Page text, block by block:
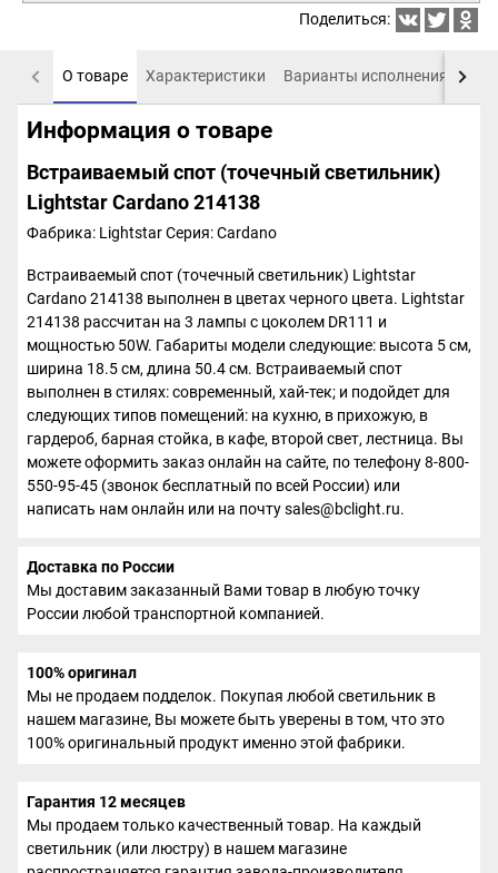
Поделиться:
О товаре Характеристики Варианты исполнения
Информация о товаре
Встраиваемый спот (точечный светильник)
Lightstar Cardano 214138
Фабрика: LightstarСерия: Cardano
Встраиваемый спот (точечный светильник) Lightstar
Cardano 214138 выполнен в цветах черного цвета. Lightstar
214138 рассчитан на 3 лампы с цоколем DR111 и
мощностью 50W. Габариты модели следующие: высота 5 см,
ширина 18.5 см, длина 50.4 см. Встраиваемый спот
выполнен в стилях: современный, хай-тек; и подойдет для
следующих типов помещений: на кухню, в прихожую, в
гардероб, барная стойка, в кафе, второй свет, лестница. Вы
можете оформить заказ онлайн на сайте, по телефону 8-800-
550-95-45 (звонок бесплатный по всей России) или
написать нам онлайн или на почту sales@bclight.ru.
Доставка по России
Мы доставим заказанный Вами товар в любую точку
России любой транспортной компанией.
100% оригинал
Мы не продаем подделок. Покупая любой светильник в
нашем магазине, Вы можете быть уверены в том, что это
100% оригинальный продукт именно этой фабрики.
Гарантия 12 месяцев
Мы продаем только качественный товар. На каждый
светильник (или люстру) в нашем магазине